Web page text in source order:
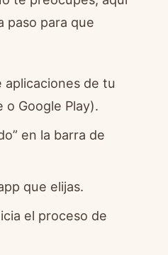
paso para que
aplicaciones de tu
Google Play).
en la barra de
que elijas.
el proceso de